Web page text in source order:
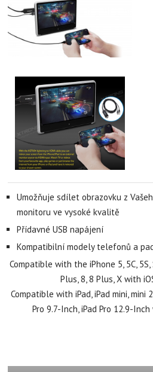
Umožňuje sdílet obrazovku z
monitoru ve vysoké kvalitě
Přídavné USB napájení
Kompatibilní modely telefonů a
Compatible with the iPhone 5, 5C, 5S,
Plus, 8, 8 Plus, X with
Compatible with iPad, iPad mini, mini
Pro 9.7-Inch, iPad Pro 12.9-